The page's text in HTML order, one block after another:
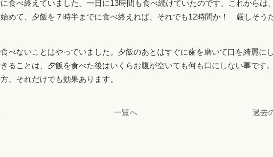
食べ終えていました。一日に13時間も食べ続けていたのです。これからは
始めて、夕飯を７時半までに食べ終えれば、それでも12時間か！ 厳しそう
べないことはやっていました。夕飯のあとはすぐに歯を磨いて口を綺麗に
ることは、夕飯を食べた後はいくらお腹が空いても何も口にしない事です
、それだけでも効果あります。
過去
一覧へ